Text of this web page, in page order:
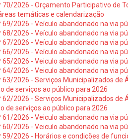
70/2026 - Orçamento Participativo de
temáticas e calendarização
69/2026 - Veículo abandonado na via
68/2026 - Veículo abandonado na via
67/2026 - Veículo abandonado na via
66/2026 - Veículo abandonado na via
65/2026 - Veiculo abandonado na via
64/2026 - Veiculo abandonado na via
63/2026 - Serviços Municipalizados
de serviços ao público para 2026
62/2026 - Serviços Municipalizados
de serviços ao público para 2026
61/2026 - Veiculo abandonado na via
60/2026 - Veiculo abandonado na via
59/2026 - Horários e condições de